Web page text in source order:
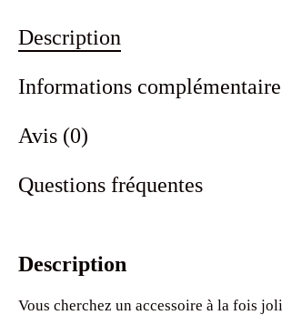
Description
Informations
Avis (0)
Questions fréquentes
Description
Vous cherchez un accessoire à la fois